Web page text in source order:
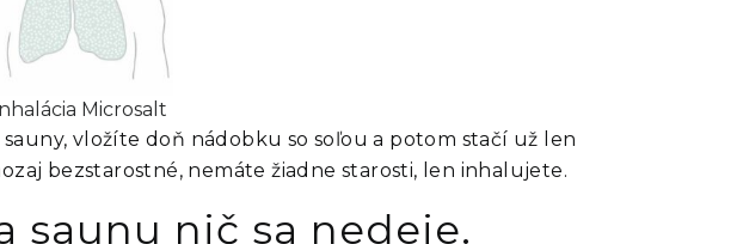
Microsalt
vložíte doň nádobku so soľou a potom stačí už len
bezstarostné, nemáte žiadne starosti, len inhalujete.
saunu nič sa nedeje.